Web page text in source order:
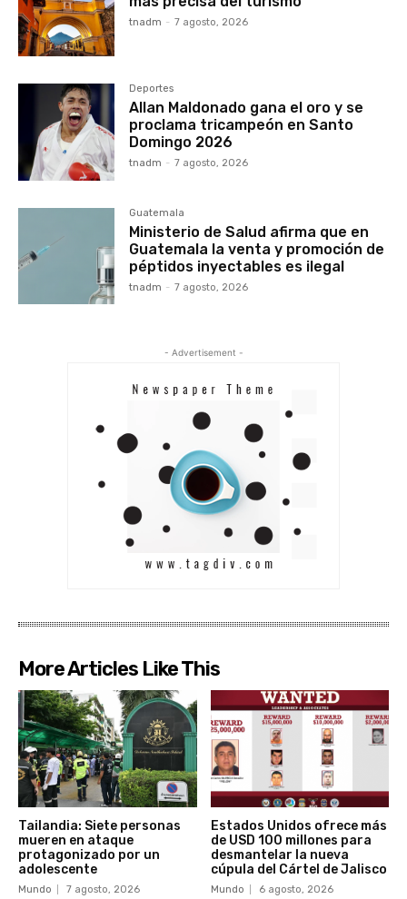
tnadm - 7 agosto, 2026
Deportes
Allan Maldonado gana el oro y se
proclama tricampeón en Santo
Domingo 2026
tnadm - 7 agosto, 2026
Guatemala
Ministerio de Salud afirma que en
Guatemala la venta y promoción de
péptidos inyectables es ilegal
tnadm - 7 agosto, 2026
- Advertisement -
More Articles Like This
Tailandia: Siete personas
mueren en ataque
protagonizado por un
adolescente
Mundo 7 agosto, 2026
Estados Unidos ofrece más
de USD 100 millones para
desmantelar la nueva
cúpula del Cártel de Jalisco
Mundo 6 agosto, 2026